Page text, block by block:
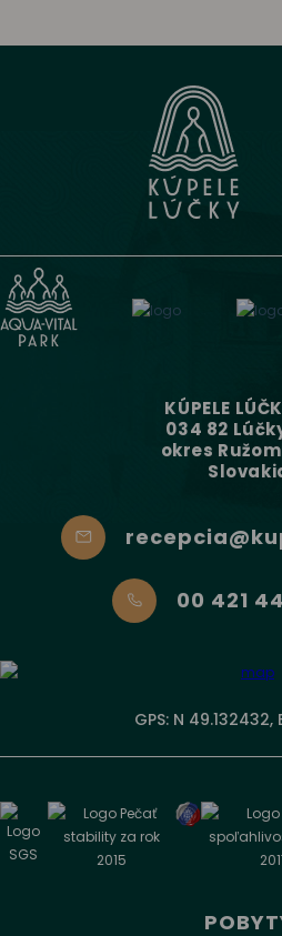
KÚPELE
034 82
okres
00 421
GPS: N 49.132432,